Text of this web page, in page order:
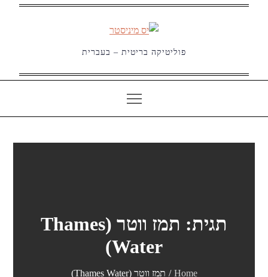
פוליטיקה בריטית – בעברית
תגית:
תמז ווטר (Thames
Water)
Home תמז ווטר (Thames Water)